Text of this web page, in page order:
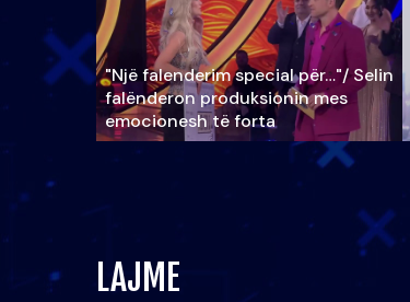
"Një falenderim special për…"/ Selin
falënderon produksionin mes
emocionesh të forta
LAJME